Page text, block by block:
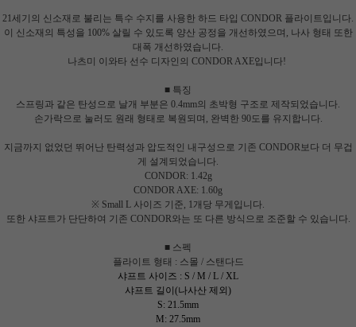
21세기의 신소재로 불리는 특수 수지를 사용한 하드 타입 CONDOR 플라이트입니다.
이 신소재의 특성을 100% 살릴 수 있도록 양산 공정을 개선하였으며, 나사 형태 또한
대폭 개선하였습니다.
나츠미 이와타 선수 디자인의 CONDOR AXE입니다!
■ 특징
스프링과 같은 탄성으로 날개 부분은 0.4mm의 초박형 구조로 제작되었습니다.
손가락으로 눌러도 원래 형태로 복원되며, 완벽한 90도를 유지합니다.
지금까지 없었던 뛰어난 탄력성과 압도적인 내구성으로 기존 CONDOR보다 더 무겁
게 설계되었습니다.
CONDOR: 1.42g
CONDOR AXE: 1.60g
※ Small L 사이즈 기준, 1개당 무게입니다.
또한 샤프트가 단단하여 기존 CONDOR와는 또 다른 방식으로 조준할 수 있습니다.
■ 스펙
플라이트 형태 : 스몰 / 스탠다드
샤프트 사이즈 : S / M / L / XL
샤프트 길이(나사산 제외)
S: 21.5mm
M: 27.5mm